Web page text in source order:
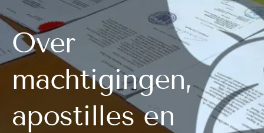
Over
machtigingen,
apostilles en